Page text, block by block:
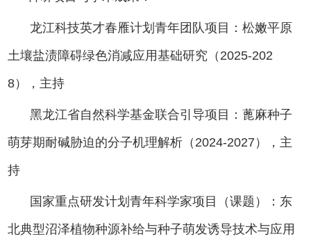
龙江科技英才春雁计划青年团队项目：松嫩平原
土壤盐渍障碍绿色消减应用基础研究（2025-202
8），主持
黑龙江省自然科学基金联合引导项目：蓖麻种子
萌芽期耐碱胁迫的分子机理解析（2024-2027），主
持
国家重点研发计划青年科学家项目（课题）：东
北典型沼泽植物种源补给与种子萌发诱导技术与应用